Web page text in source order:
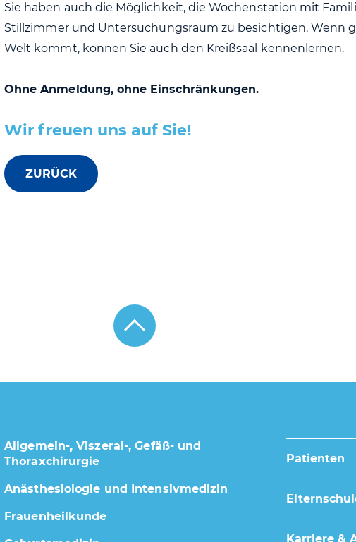
Sie haben auch die Möglichkeit, die Wochenstation mit
Stillzimmer und Untersuchungsraum zu besichtigen. Wenn
Welt kommt, können Sie auch den Kreißsaal kennenlernen.
Ohne Anmeldung, ohne Einschränkungen.
Wir freuen uns auf Sie!
ZURÜCK
Allgemein-, Viszeral-, Gefäß- und
Thoraxchirurgie
Anästhesiologie und Intensivmedizin
Frauenheilkunde
Patienten
Karriere &